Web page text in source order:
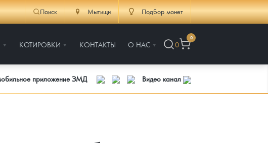
Поиск Мытищи Подбор монет
КОТИРОВКИ КОНТАКТЫ О НАС 0
0
приложение ЗМД Видео канал